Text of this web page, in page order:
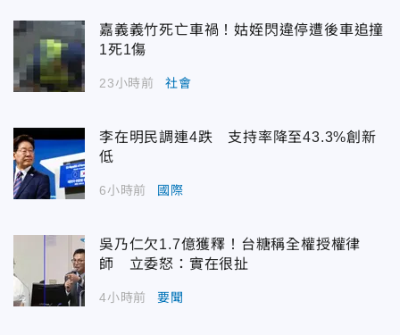
嘉義義竹死亡車禍！姑姪閃違停遭後車追撞
1死1傷
23小時前 社會
李在明民調連4跌 支持率降至43.3%創新
低
6小時前 國際
吳乃仁欠1.7億獲釋！台糖稱全權授權律
師 立委怒：實在很扯
4小時前 要聞